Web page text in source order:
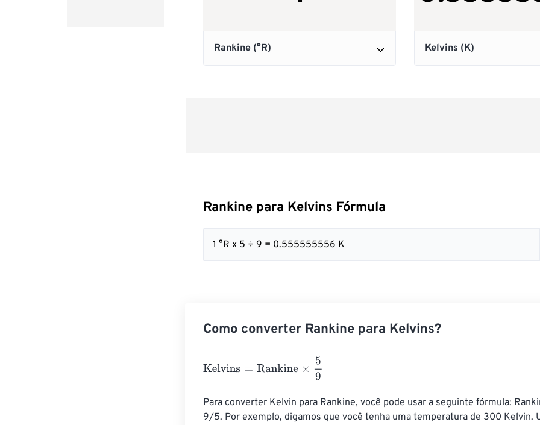
Rankine para Kelvins Fórmula
1 °R x 5 ÷ 9 = 0.555555556 K
Como converter Rankine para Kelvins?
Kelvins Rankine × 5
Para converter Kelvin para Rankine, você pode usar a seguinte fórmula:
9/5. Por exemplo, digamos que você tenha uma temperatura de 300 Kelvin.